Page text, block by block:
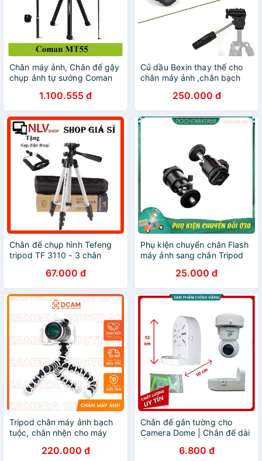
Chân máy ảnh, Chân đế gậy
chụp ảnh tự sướng Coman
1.100.555 đ
Củ dầu Bexin thay thế cho
chân máy ảnh ,chân bạch
250.000 đ
Chân đế chụp hình Tefeng
tripod TF 3110 - 3 chân
67.000 đ
Phụ kiện chuyển chân Flash
máy ảnh sang chân Tripod
25.000 đ
Tripod chân máy ảnh bạch
tuộc, chân nhện cho máy
220.000 đ
Chân đế gắn tường cho
Camera Dome | Chân đế dài
6.800 đ